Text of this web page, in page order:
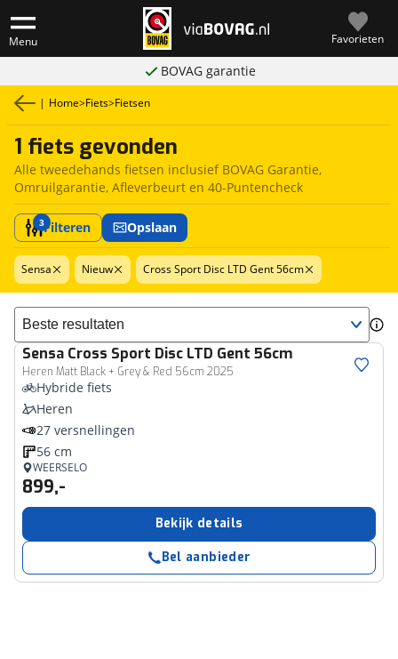
Menu Favorieten
BOVAG garantie
| Home>Fiets>Fietsen
1 fiets gevonden
Alle tweedehands fietsen inclusief BOVAG Garantie,
Omruilgarantie, Afleverbeurt en 40-Puntencheck
3Filteren Opslaan
Sensa Nieuw Cross Sport Disc LTD Gent 56cm
Sorteer resultaten
Sensa Cross Sport Disc LTD Gent 56cm
Heren Matt Black + Grey & Red 56cm 2025
Hybride fiets
Heren
27 versnellingen
56 cm
WEERSELO
899,-
Bekijk details
Bel aanbieder